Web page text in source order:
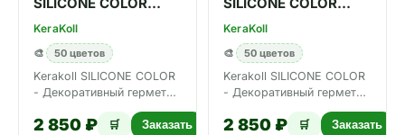
KeraKoll
🎨 50 цветов
Kerakoll SILICONE COLOR
- Декоративный герметик
цветов Design. <
2 850 ₽ 🛒 Заказать
KeraKoll
🎨 50 цветов
Kerakoll SILICONE COLOR
- Декоративный герметик
цветов Design. <
2 850 ₽ 🛒 Заказать